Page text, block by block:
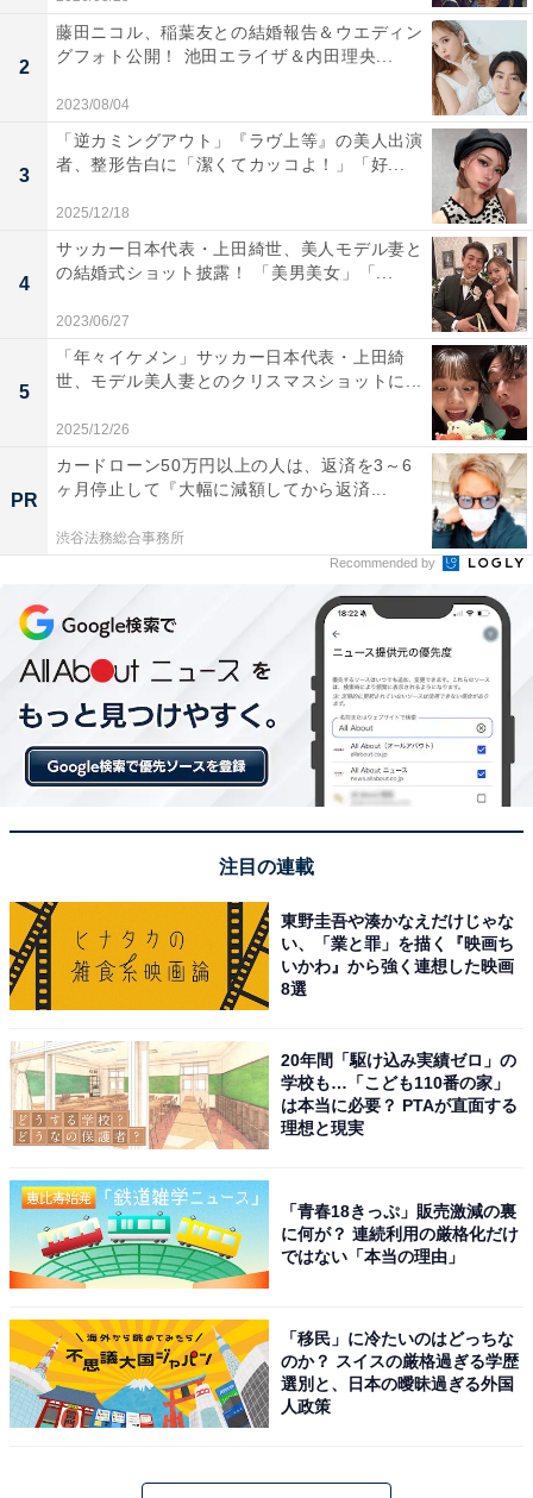
2
藤田ニコル、稲葉友との結婚報告＆ウエディン
グフォト公開！ 池田エライザ＆内田理央...
2023/08/04
3
「逆カミングアウト」『ラヴ上等』の美人出演
者、整形告白に「潔くてカッコよ！」「好...
2025/12/18
4
サッカー日本代表・上田綺世、美人モデル妻と
の結婚式ショット披露！ 「美男美女」「...
2023/06/27
5
「年々イケメン」サッカー日本代表・上田綺
世、モデル美人妻とのクリスマスショットに...
2025/12/26
PR
カードローン50万円以上の人は、返済を3～6
ヶ月停止して『大幅に減額してから返済...
渋谷法務総合事務所
Recommended by
注目の連載
東野圭吾や湊かなえだけじゃな
い、「業と罪」を描く『映画ち
いかわ』から強く連想した映画
8選
20年間「駆け込み実績ゼロ」の
学校も…「こども110番の家」
は本当に必要？ PTAが直面する
理想と現実
「青春18きっぷ」販売激減の裏
に何が？ 連続利用の厳格化だけ
ではない「本当の理由」
「移民」に冷たいのはどっちな
のか？ スイスの厳格過ぎる学歴
選別と、日本の曖昧過ぎる外国
人政策